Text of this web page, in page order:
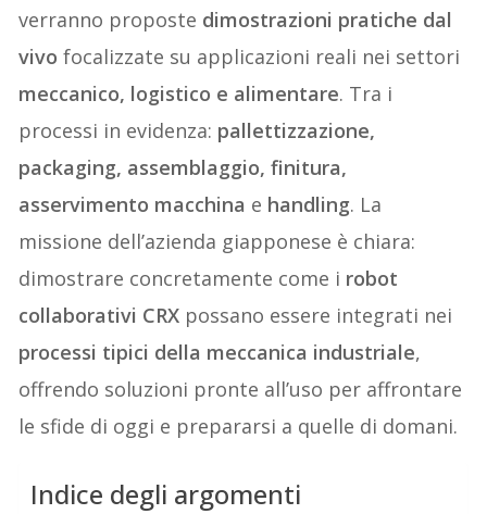
verranno proposte dimostrazioni pratiche dal
vivo focalizzate su applicazioni reali nei settori
meccanico, logistico e alimentare. Tra i
processi in evidenza: pallettizzazione,
packaging, assemblaggio, finitura,
asservimento macchina e handling. La
missione dell’azienda giapponese è chiara:
dimostrare concretamente come i robot
collaborativi CRX possano essere integrati nei
processi tipici della meccanica industriale,
offrendo soluzioni pronte all’uso per affrontare
le sfide di oggi e prepararsi a quelle di domani.
Indice degli argomenti